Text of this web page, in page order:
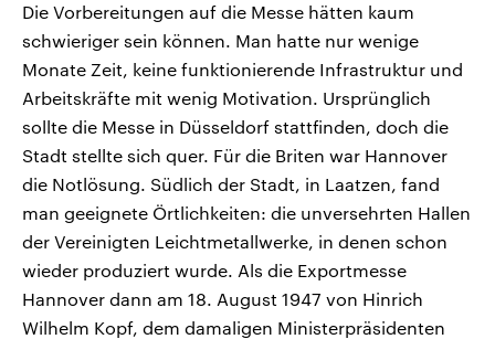
Die Vorbereitungen auf die Messe hätten kaum
schwieriger sein können. Man hatte nur wenige
Monate Zeit, keine funktionierende Infrastruktur und
Arbeitskräfte mit wenig Motivation. Ursprünglich
sollte die Messe in Düsseldorf stattfinden, doch die
Stadt stellte sich quer. Für die Briten war Hannover
die Notlösung. Südlich der Stadt, in Laatzen, fand
man geeignete Örtlichkeiten: die unversehrten Hallen
der Vereinigten Leichtmetallwerke, in denen schon
wieder produziert wurde. Als die Exportmesse
Hannover dann am 18. August 1947 von Hinrich
Wilhelm Kopf, dem damaligen Ministerpräsidenten